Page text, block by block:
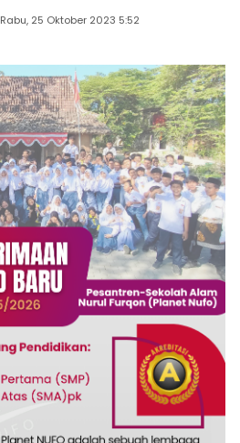
Rabu, 25 Oktober 2023 5:52